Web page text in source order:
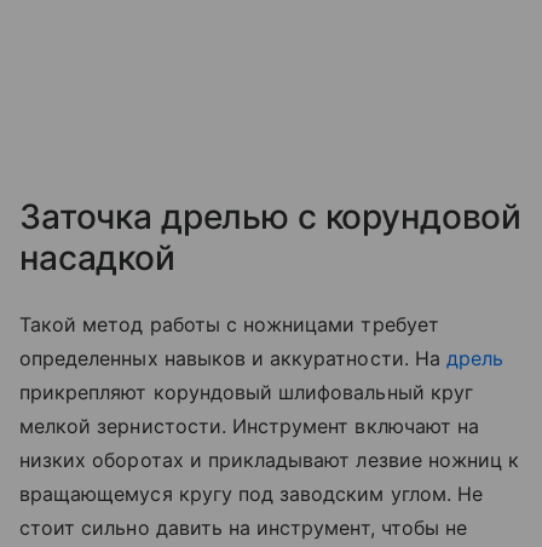
Заточка дрелью с корундовой
насадкой
Такой метод работы с ножницами требует
определенных навыков и аккуратности. На дрель
прикрепляют корундовый шлифовальный круг
мелкой зернистости. Инструмент включают на
низких оборотах и прикладывают лезвие ножниц к
вращающемуся кругу под заводским углом. Не
стоит сильно давить на инструмент, чтобы не